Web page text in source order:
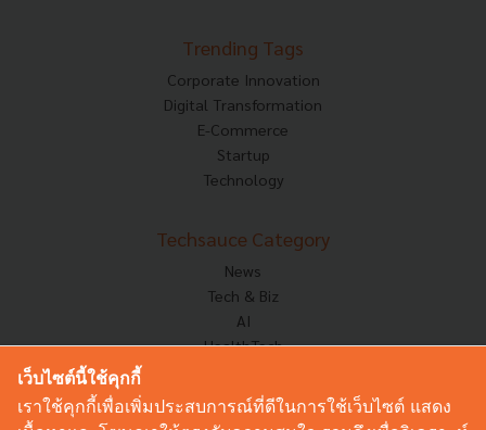
Trending Tags
Corporate Innovation
Digital Transformation
E-Commerce
Startup
Technology
Techsauce Category
News
Tech & Biz
AI
HealthTech
Corp Innov
Saucy Thoughts
เว็บไซต์นี้ใช้คุกกี้
เราใช้คุกกี้เพื่อเพิ่มประสบการณ์ที่ดีในการใช้เว็บไซต์ แสดง